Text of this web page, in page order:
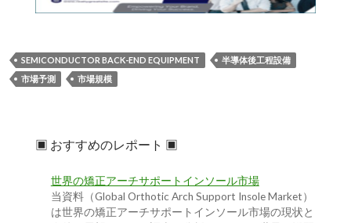
SEMICONDUCTOR BACK-END EQUIPMENT
半導体後工程設備
市場予測
市場規模
▣ おすすめのレポート ▣
世界の矯正アーチサポートインソール市場
当資料（Global Orthotic Arch Support Insole Market）
は世界の矯正アーチサポートインソール市場の現状と